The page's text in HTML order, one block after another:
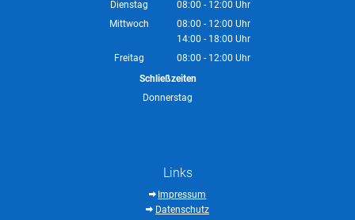
Dienstag 08:00 - 12:00 Uhr
Von 08:00 bis 12:00 Uhr
Mittwoch 08:00 - 12:00 Uhr
Von 08:00 bis 12:00 Uhr
14:00 - 18:00 Uhr
Von 14:00 bis 18:00 Uhr
Freitag 08:00 - 12:00 Uhr
Schließzeiten
Donnerstag
Links
Impressum
Datenschutz